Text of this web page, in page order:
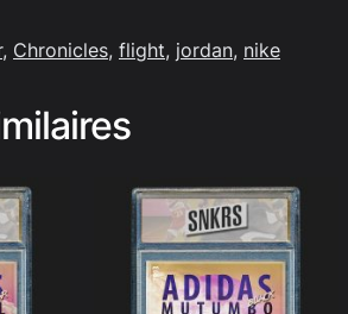
, Chronicles, flight, jordan, nike